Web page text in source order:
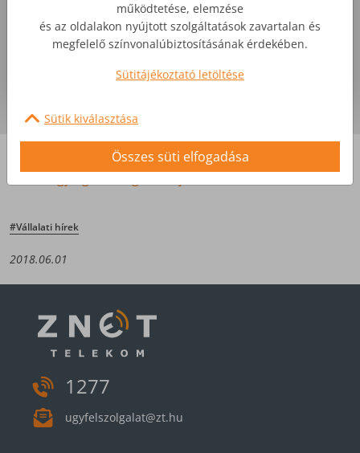
Forrás: ZAOL Zalai megyei hírportál 2018. 06. 01. 11:30
https://www.zaol.hu/kozelet/helyi-kozelet/atadtak-a-
#Vállalati hírek
2018.06.01
1277
ugyfelszolgalat@zt.hu
működtetése, elemzése
és az oldalakon nyújtott szolgáltatások zavartalan és
megfelelő színvonalúbiztosításának érdekében.
Sütitájékoztató letöltése
Sütik kiválasztása
Összes süti elfogadása